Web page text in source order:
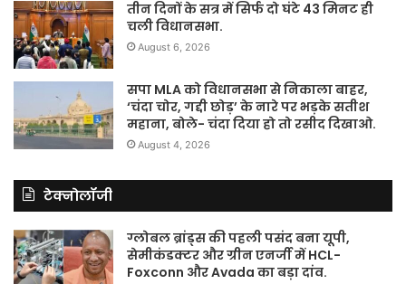
तीन दिनों के सत्र में सिर्फ दो घंटे 43 मिनट ही
चली विधानसभा.
August 6, 2026
सपा MLA को विधानसभा से निकाला बाहर,
‘चंदा चोर, गद्दी छोड़’ के नारे पर भड़के सतीश
महाना, बोले- चंदा दिया हो तो रसीद दिखाओ.
August 4, 2026
टेक्नोलॉजी
ग्लोबल ब्रांड्स की पहली पसंद बना यूपी,
सेमीकंडक्टर और ग्रीन एनर्जी में HCL-
Foxconn और Avada का बड़ा दांव.